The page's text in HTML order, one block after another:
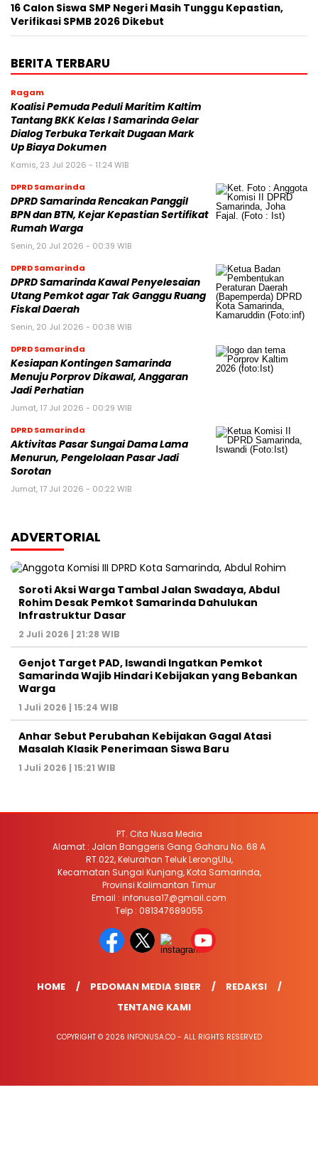
16 Calon Siswa SMP Negeri Masih Tunggu Kepastian,
Verifikasi SPMB 2026 Dikebut
BERITA TERBARU
Ragam
Koalisi Pemuda Peduli Maritim Kaltim
Tantang BKK Kelas I Samarinda Gelar
Dialog Terbuka Terkait Dugaan Mark
Up Biaya Dokumen
Kamis, 23 Jul 2026 - 11:24 WIB
DPRD Samarinda
DPRD Samarinda Rencakan Panggil
BPN dan BTN, Kejar Kepastian Sertifikat
Rumah Warga
Senin, 20 Jul 2026 - 00:39 WIB
DPRD Samarinda
DPRD Samarinda Kawal Penyelesaian
Utang Pemkot agar Tak Ganggu Ruang
Fiskal Daerah
Senin, 20 Jul 2026 - 00:38 WIB
DPRD Samarinda
Kesiapan Kontingen Samarinda
Menuju Porprov Dikawal, Anggaran
Jadi Perhatian
Jumat, 17 Jul 2026 - 00:29 WIB
DPRD Samarinda
Aktivitas Pasar Sungai Dama Lama
Menurun, Pengelolaan Pasar Jadi
Sorotan
Jumat, 17 Jul 2026 - 00:22 WIB
ADVERTORIAL
Soroti Aksi Warga Tambal Jalan Swadaya, Abdul
Rohim Desak Pemkot Samarinda Dahulukan
Infrastruktur Dasar
2 Juli 2026 | 21:28 WIB
Genjot Target PAD, Iswandi Ingatkan Pemkot
Samarinda Wajib Hindari Kebijakan yang Bebankan
Warga
1 Juli 2026 | 15:24 WIB
Anhar Sebut Perubahan Kebijakan Gagal Atasi
Masalah Klasik Penerimaan Siswa Baru
1 Juli 2026 | 15:21 WIB
PT. Cita Nusa Media
Alamat : Jalan Banggeris Gang Gaharu No. 68 A
RT.022, Kelurahan Teluk LerongUlu,
Kecamatan Sungai Kunjang, Kota Samarinda,
Provinsi Kalimantan Timur
Email : infonusa17@gmail.com
Telp : 081347689055
HOME PEDOMAN MEDIA SIBER
REDAKSI
TENTANG KAMI
COPYRIGHT © 2026 INFONUSA.CO - ALL RIGHTS RESERVED